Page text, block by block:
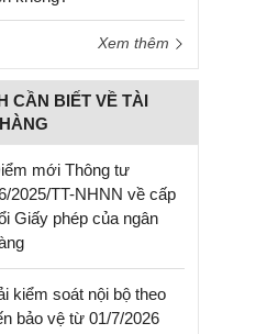
Xem thêm
CẦN BIẾT VỀ TÀI
mới Thông tư
2025/TT-NHNN về cấp
Giấy phép của ngân
kiểm soát nội bộ theo
bảo vệ từ 01/7/2026